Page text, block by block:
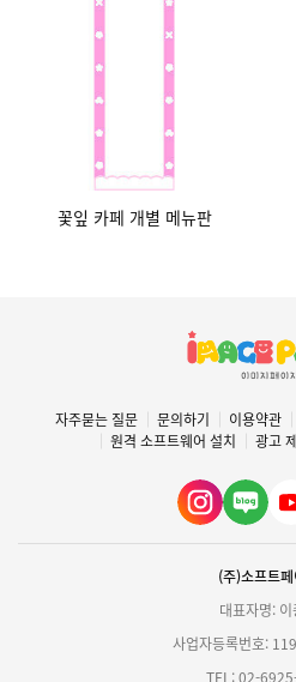
꽃잎 카페 개별 메뉴판
자주묻는 질문 문의하기 이용약관
원격 소프트웨어 설치
광고
(주)소프트페
대표자명:
사업자등록번호: